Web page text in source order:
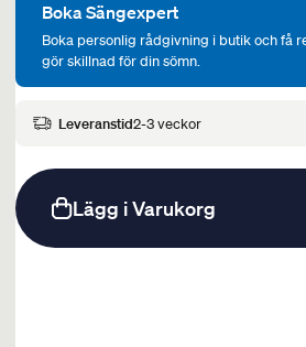
Boka Sängexpert
Boka personlig rådgivning i butik och få
gör skillnad för din sömn.
Leveranstid2-3 veckor
Lägg i Varukorg